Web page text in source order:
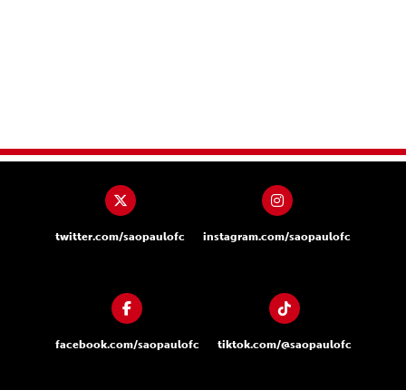
twitter.com/saopaulofc instagram.com/saopaulofc
facebook.com/saopaulofc tiktok.com/@saopaulofc